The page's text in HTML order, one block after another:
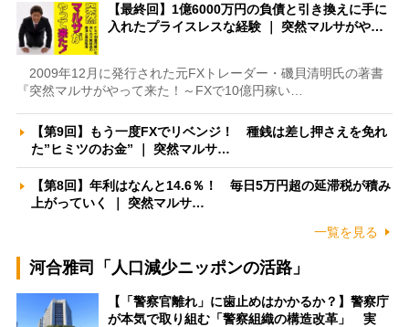
【最終回】1億6000万円の負債と引き換えに手に
入れたプライスレスな経験 ｜ 突然マルサがや…
2009年12月に発行された元FXトレーダー・磯貝清明氏の著書
『突然マルサがやって来た！～FXで10億円稼い…
【第9回】もう一度FXでリベンジ！ 種銭は差し押さえを免れ
た”ヒミツのお金” ｜ 突然マルサ…
【第8回】年利はなんと14.6％！ 毎日5万円超の延滞税が積み
上がっていく ｜ 突然マルサ…
一覧を見る
河合雅司「人口減少ニッポンの活路」
【「警察官離れ」に歯止めはかかるか？】警察庁
が本気で取り組む「警察組織の構造改革」 実